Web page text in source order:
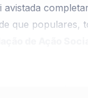
que populares,